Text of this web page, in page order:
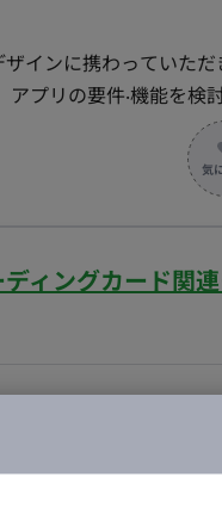
インに携わっていただ
験‧スキルとマッチする
と連携して、アプリを
⼊をサポートするため
アプリ内LP、バナー
メン トの作成 UI/UXデ
ョンを取りながら作成
：フルリモート可能
ィングカード関
プリデザイン
変化にも柔軟に対応い